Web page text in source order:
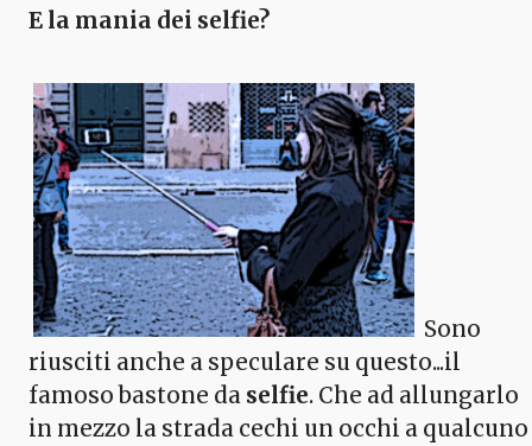
E la mania dei selfie?
Sono
riusciti anche a speculare su questo...il
famoso bastone da selfie. Che ad allungarlo
in mezzo la strada cechi un occhi a qualcuno